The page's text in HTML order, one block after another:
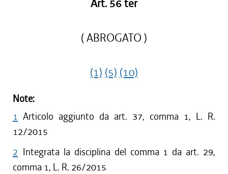
Art. 56 ter
( ABROGATO )
(1) (5) (10)
Note:
1 Articolo aggiunto da art. 37, comma 1, L. R.
12/2015
2 Integrata la disciplina del comma 1 da art. 29,
comma 1, L. R. 26/2015